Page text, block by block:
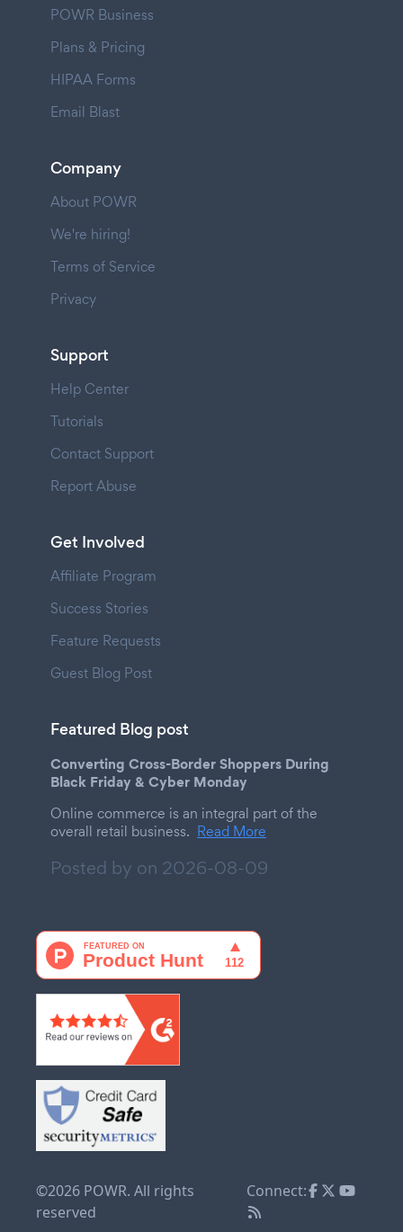
POWR Business
Plans & Pricing
HIPAA Forms
Email Blast
Company
About POWR
We're hiring!
Terms of Service
Privacy
Support
Help Center
Tutorials
Contact Support
Report Abuse
Get Involved
Affiliate Program
Success Stories
Feature Requests
Guest Blog Post
Featured Blog post
Converting Cross-Border Shoppers During
Black Friday & Cyber Monday
Online commerce is an integral part of the
overall retail business. Read More
Posted by on 2026-08-09
©2026 POWR. All rights
reserved
Connect: